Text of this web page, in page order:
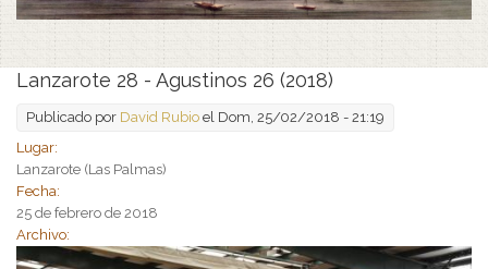
Lanzarote 28 - Agustinos 26 (2018)
Publicado por David Rubio el Dom, 25/02/2018 - 21:19
Lugar:
Lanzarote (Las Palmas)
Fecha:
25 de febrero de 2018
Archivo: